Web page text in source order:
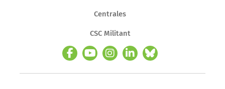
Centrales
CSC Militant